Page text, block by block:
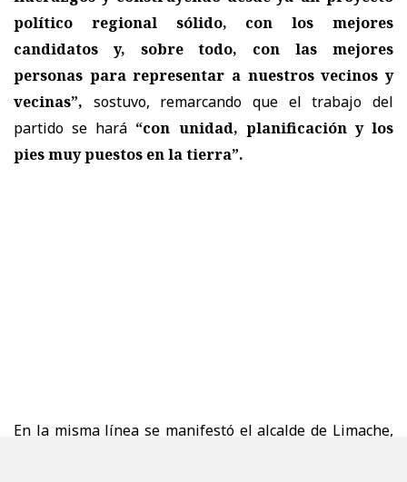
político regional sólido, con los mejores
candidatos y, sobre todo, con las mejores
personas para representar a nuestros vecinos y
vecinas”, sostuvo, remarcando que el trabajo del
partido se hará “con unidad, planificación y los
pies muy puestos en la tierra”.
En la misma línea se manifestó el alcalde de Limache,